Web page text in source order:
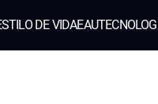
DE VIDAEAU